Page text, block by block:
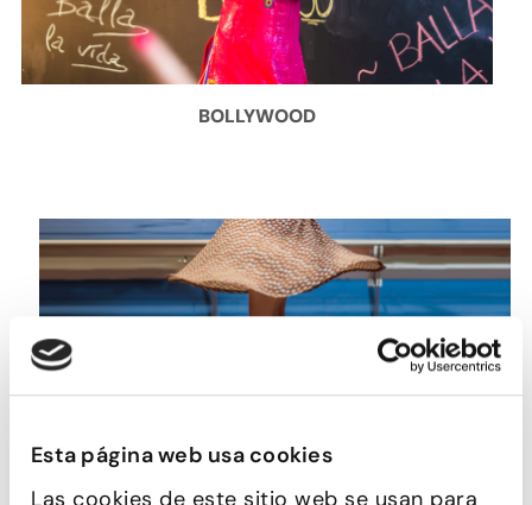
Esta página web usa cookies
BOLLYWOOD
CARIBENYS (NOIES)